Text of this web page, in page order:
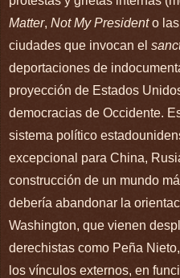
Matter, Not My Presidento las
ciudades que invocan el
deportaciones de
proyección de Estados
democracias de Occidente.
sistema político
excepcional para China,
construcción de un mundo
debería abandonar la
Washington, que vienen
derechistas como Peña
los vínculos externos, en